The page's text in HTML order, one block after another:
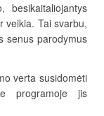
besikaitaliojantys
veikia. Tai svarbu,
senus parodymus
verta susidomėti
programoje jis